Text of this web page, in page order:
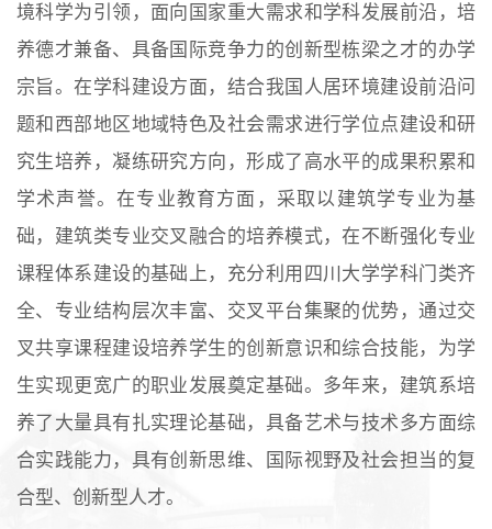
境科学为引领，面向国家重大需求和学科发展前沿，培
养德才兼备、具备国际竞争力的创新型栋梁之才的办学
宗旨。在学科建设方面，结合我国人居环境建设前沿问
题和西部地区地域特色及社会需求进行学位点建设和研
究生培养，凝练研究方向，形成了高水平的成果积累和
学术声誉。在专业教育方面，采取以建筑学专业为基
础，建筑类专业交叉融合的培养模式，在不断强化专业
课程体系建设的基础上，充分利用四川大学学科门类齐
全、专业结构层次丰富、交叉平台集聚的优势，通过交
叉共享课程建设培养学生的创新意识和综合技能，为学
生实现更宽广的职业发展奠定基础。多年来，建筑系培
养了大量具有扎实理论基础，具备艺术与技术多方面综
合实践能力，具有创新思维、国际视野及社会担当的复
合型、创新型人才。